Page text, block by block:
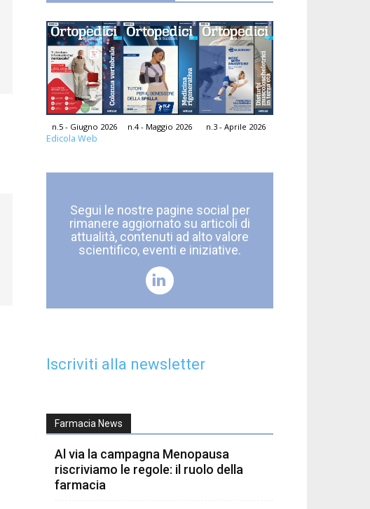
n.5 - Giugno 2026 n.4 - Maggio 2026 n.3 - Aprile 2026
Edicola Web
Segui le nostre pagine social per
rimanere aggiornato su articoli di
attualità, contenuti ad alto valore
scientifico, eventi e iniziative.
Iscriviti alla newsletter
Farmacia News
Al via la campagna Menopausa
riscriviamo le regole: il ruolo della
farmacia